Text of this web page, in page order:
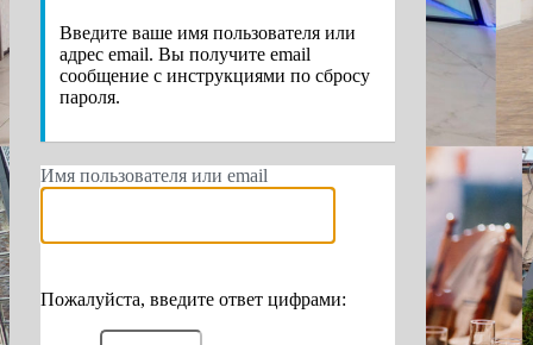
Введите ваше имя пользователя или
адрес email. Вы получите email
сообщение с инструкциями по сбросу
пароля.
Имя пользователя или email
Пожалуйста, введите ответ цифрами: